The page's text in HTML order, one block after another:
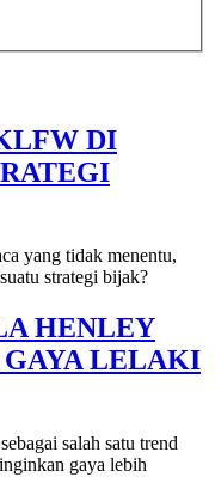
DI
yang tidak menentu,
strategi bijak?
HENLEY
LELAKI
salah satu trend
gaya lebih